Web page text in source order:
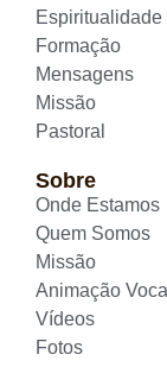
Espiritualidade
Formação
Mensagens
Missão
Pastoral
Sobre
Onde Estamos
Quem Somos
Missão
Animação
Vídeos
Fotos